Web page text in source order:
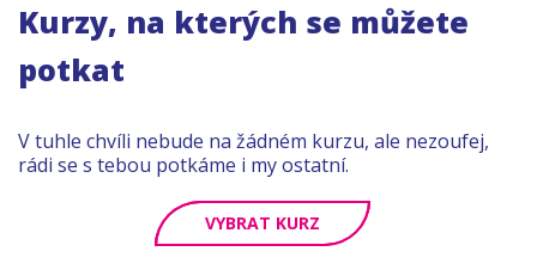
Kurzy, na kterých se můžete
potkat
V tuhle chvíli nebude na žádném kurzu, ale nezoufej,
rádi se s tebou potkáme i my ostatní.
VYBRAT KURZ